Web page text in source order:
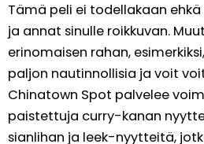
Tämä peli ei todellakaan
ja annat sinulle roikkuvan.
erinomaisen rahan,
paljon nautinnollisia ja voit
Chinatown Spot palvelee
paistettuja curry-kanan
sianlihan ja leek-nyytteitä,